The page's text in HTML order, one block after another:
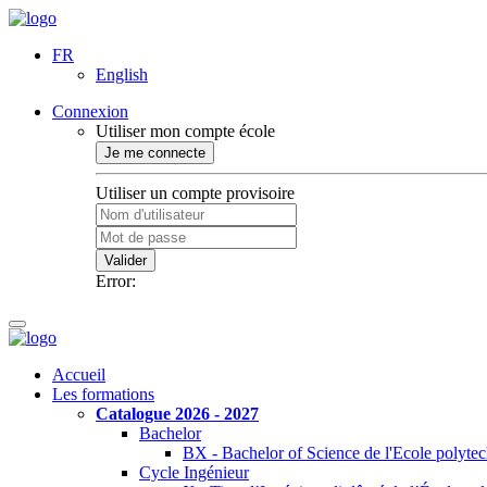
FR
English
Connexion
Utiliser mon compte école
Je me connecte
Utiliser un compte provisoire
Valider
Error:
Accueil
Les formations
Catalogue 2026 - 2027
Bachelor
BX - Bachelor of Science de l'Ecole
Cycle Ingénieur